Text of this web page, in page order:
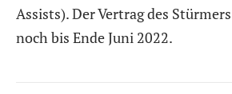
Assists). Der Vertrag des
noch bis Ende Juni 2022.